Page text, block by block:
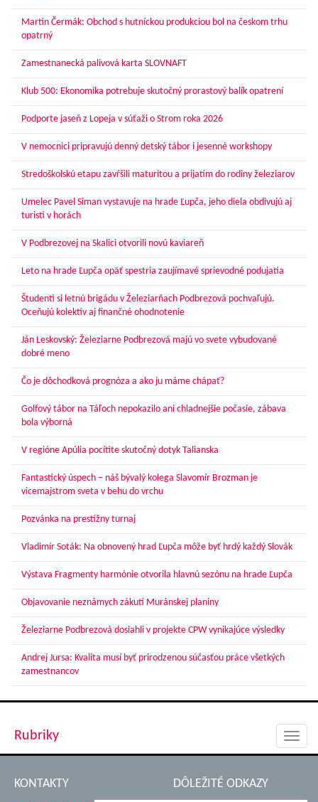
Martin Čermák: Obchod s hutníckou produkciou bol na českom trhu
opatrný
Zamestnanecká palivová karta SLOVNAFT
Klub 500: Ekonomika potrebuje skutočný prorastový balík opatrení
Podporte jaseň z Lopeja v súťaži o Strom roka 2026
V nemocnici pripravujú denný detský tábor i jesenné workshopy
Stredoškolskú etapu zavŕšili maturitou a prijatím do rodiny železiarov
Umelec Pavel Siman vystavuje na hrade Ľupča, jeho diela obdivujú aj
turisti v horách
V Podbrezovej na Skalici otvorili novú kaviareň
Leto na hrade Ľupča opäť spestria zaujímavé sprievodné podujatia
Študenti si letnú brigádu v Železiarňach Podbrezová pochvaľujú.
Oceňujú kolektív aj finančné ohodnotenie
Ján Leskovský: Železiarne Podbrezová majú vo svete vybudované
dobré meno
Čo je dôchodková prognóza a ako ju máme chápať?
Golfový tábor na Táľoch nepokazilo ani chladnejšie počasie, zábava
bola výborná
V regióne Apúlia pocítite skutočný dotyk Talianska
Fantastický úspech – náš bývalý kolega Slavomír Brozman je
vicemajstrom sveta v behu do vrchu
Pozvánka na prestížny turnaj
Vladimír Soták: Na obnovený hrad Ľupča môže byť hrdý každý Slovák
Výstava Fragmenty harmónie otvorila hlavnú sezónu na hrade Ľupča
Objavovanie neznámych zákutí Muránskej planiny
Železiarne Podbrezová dosiahli v projekte CPW vynikajúce výsledky
Andrej Jursa: Kvalita musí byť prirodzenou súčasťou práce všetkých
zamestnancov
Rubriky
KONTAKTY DÔLEŽITÉ ODKAZY